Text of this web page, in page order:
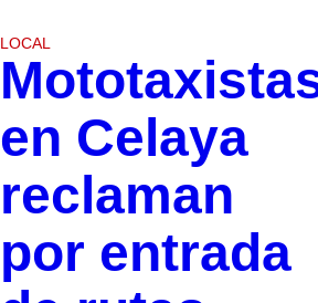
LOCAL
en Celaya
reclaman
por entrada